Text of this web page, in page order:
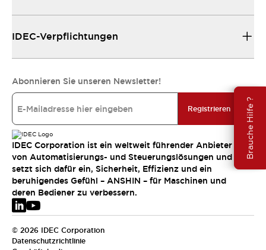
Brauche Hilfe ?
IDEC-Verpflichtungen
Abonnieren Sie unseren Newsletter!
Registrieren
IDEC Corporation ist ein weltweit führender Anbieter
von Automatisierungs- und Steuerungslösungen und
setzt sich dafür ein, Sicherheit, Effizienz und ein
beruhigendes Gefühl – ANSHIN – für Maschinen und
deren Bediener zu verbessern.
© 2026 IDEC Corporation
Datenschutzrichtlinie